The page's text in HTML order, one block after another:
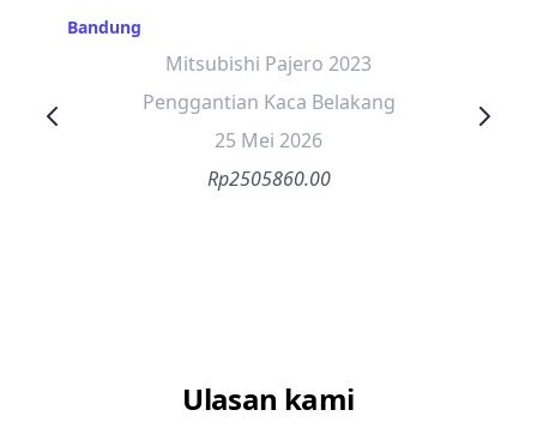
Bandung
Mitsubishi Pajero 2023
Penggantian Kaca Belakang
25 Mei 2026
Rp2505860.00
Ulasan kami